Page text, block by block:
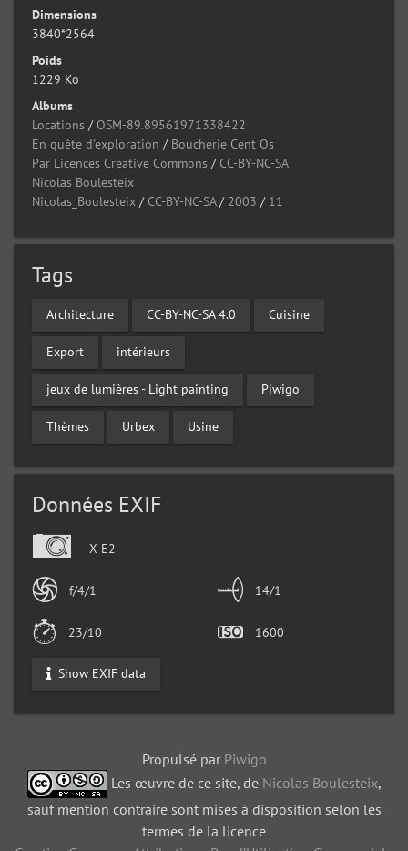
Dimensions
3840*2564
Poids
1229 Ko
Albums
Locations / OSM-89.89561971338422
En quête d'exploration / Boucherie Cent Os
Par Licences Creative Commons / CC-BY-NC-SA
Nicolas Boulesteix
Nicolas_Boulesteix / CC-BY-NC-SA/ 2003 / 11
Tags
Architecture CC-BY-NC-SA 4.0 Cuisine
Export intérieurs
jeux de lumières - Light painting Piwigo
Thèmes Urbex Usine
Données EXIF
X-E2
f/4/1 14/1
23/10 1600
Show EXIF data
Propulsé par Piwigo
Les œuvre de ce site, de Nicolas Boulesteix,
sauf mention contraire sont mises à disposition selon les
termes de la licence